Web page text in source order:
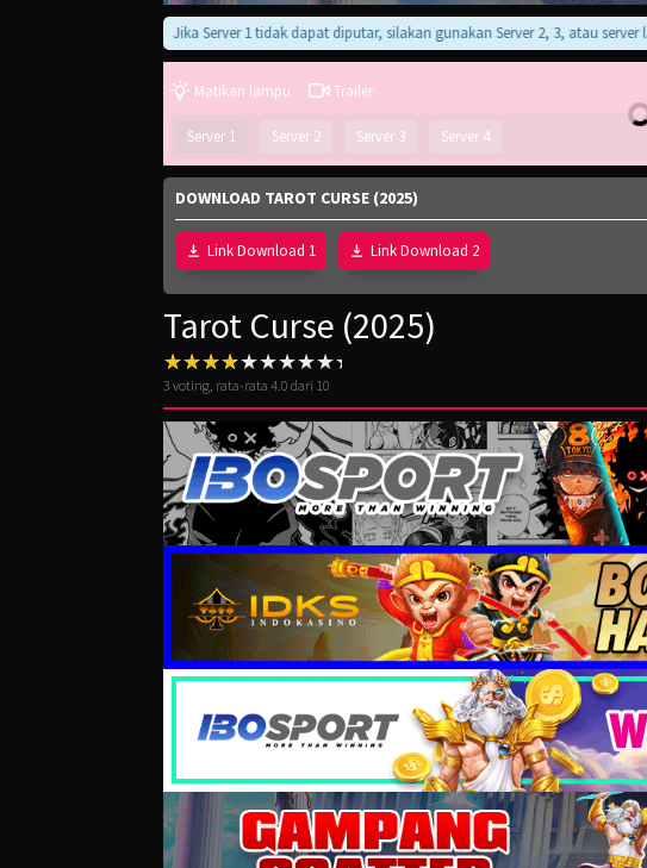
Jika Server 1 tidak dapat diputar, silakan gunakan Server 2, 3, atau server lain
Matikan lampu Trailer
Server 1 Server 2 Server 3 Server 4
DOWNLOAD TAROT CURSE (2025)
Link Download 1 Link Download 2
Tarot Curse (2025)
3 voting, rata-rata 4.0 dari 10